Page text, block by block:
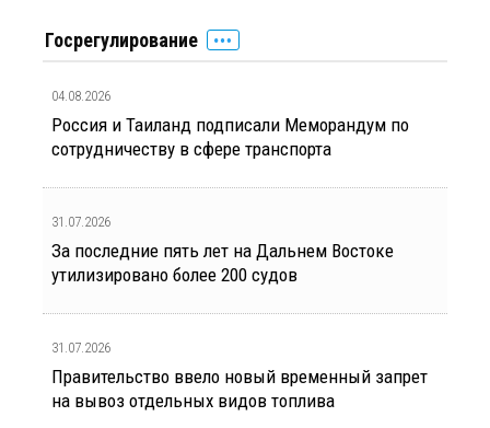
Госрегулирование
04.08.2026
Россия и Таиланд подписали Меморандум по
сотрудничеству в сфере транспорта
31.07.2026
За последние пять лет на Дальнем Востоке
утилизировано более 200 судов
31.07.2026
Правительство ввело новый временный запрет
на вывоз отдельных видов топлива